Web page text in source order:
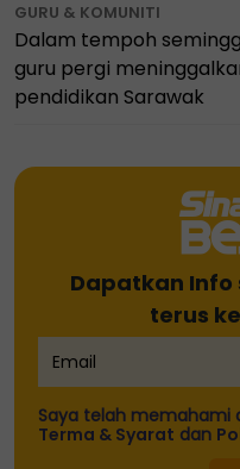
GURU & KOMUNITI
Dalam tempoh
guru pergi
pendidikan Sarawak
Dapatkan
terus
Saya telah memahami
Terma & Syarat dan